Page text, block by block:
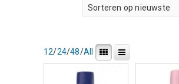
12/24/48/All